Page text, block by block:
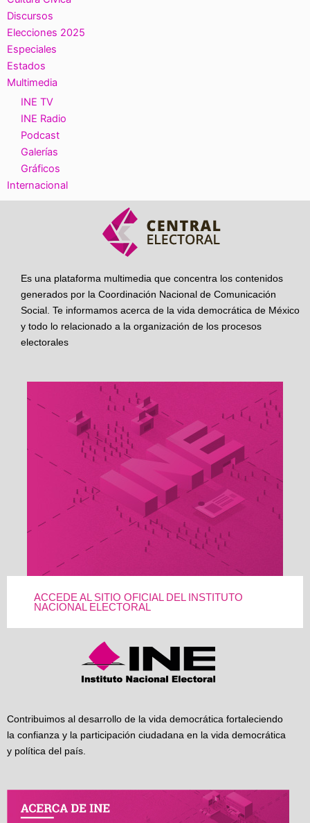
Discursos
Elecciones 2025
Especiales
Estados
Multimedia
INE TV
INE Radio
Podcast
Galerías
Gráficos
Internacional
Es una plataforma multimedia que concentra los contenidos
generados por la Coordinación Nacional de Comunicación
Social. Te informamos acerca de la vida democrática de México
y todo lo relacionado a la organización de los procesos
electorales
ACCEDE AL SITIO OFICIAL DEL INSTITUTO
NACIONAL ELECTORAL
Contribuimos al desarrollo de la vida democrática fortaleciendo
la confianza y la participación ciudadana en la vida democrática
y política del país.